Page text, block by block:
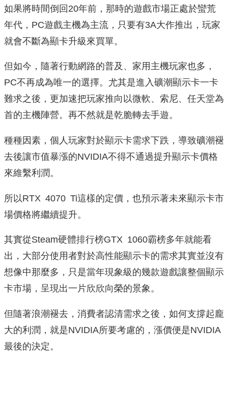
如果將時間倒回20年前，那時的遊戲市場正處於蠻荒
年代，PC遊戲主機為主流，只要有3A大作推出，玩家
就會不斷為顯卡升級來買單。
但如今，隨著行動網路的普及、家用主機玩家也多，
PC不再成為唯一的選擇。尤其是進入礦潮顯示卡一卡
難求之後，更加速把玩家推向以微軟、索尼、任天堂為
首的主機陣營。再不然就是乾脆轉去手遊。
種種因素，個人玩家對於顯示卡需求下跌，導致礦潮褪
去後讓市值暴漲的NVIDIA不得不通過提升顯示卡價格
來維繫利潤。
所以RTX 4070 Ti這樣的定價，也預示著未來顯示卡市
場價格將繼續提升。
其實從Steam硬體排行榜GTX 1060霸榜多年就能看
出，大部分使用者對於高性能顯示卡的需求其實並沒有
想像中那麼多，只是當年現象級的幾款遊戲讓整個顯示
卡市場，呈現出一片欣欣向榮的景象。
但隨著浪潮褪去，消費者認清需求之後，如何支撐起龐
大的利潤，就是NVIDIA所要考慮的，漲價便是NVIDIA
最後的決定。